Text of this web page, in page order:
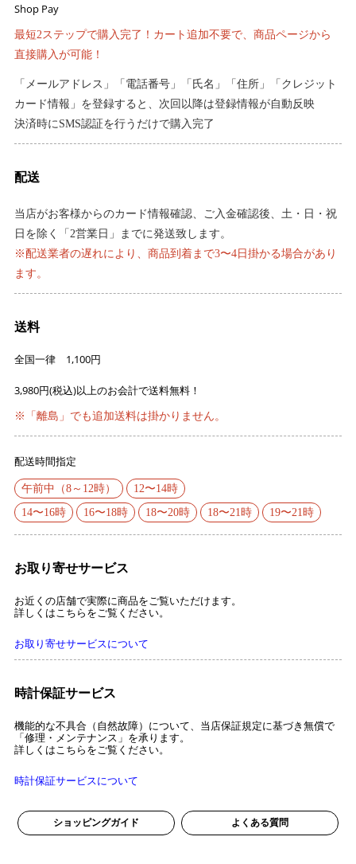
Shop Pay
最短2ステップで購入完了！カート追加不要で、商品ページから
直接購入が可能！
「メールアドレス」「電話番号」「氏名」「住所」「クレジット
カード情報」を登録すると、次回以降は登録情報が自動反映
決済時にSMS認証を行うだけで購入完了
配送
当店がお客様からのカード情報確認、ご入金確認後、土・日・祝
日を除く「2営業日」までに発送致します。
※配送業者の遅れにより、商品到着まで3〜4日掛かる場合があり
ます。
送料
全国一律 1,100円
3,980円(税込)以上のお会計で送料無料！
※「離島」でも追加送料は掛かりません。
配送時間指定
午前中（8～12時）
12〜14時
14〜16時
16〜18時 18〜20時 18〜21時 19〜21時
お取り寄せサービス
お近くの店舗で実際に商品をご覧いただけます。
詳しくはこちらをご覧ください。
お取り寄せサービスについて
時計保証サービス
機能的な不具合（自然故障）について、当店保証規定に基づき無償で
「修理・メンテナンス」を承ります。
詳しくはこちらをご覧ください。
時計保証サービスについて
ショッピングガイド よくある質問